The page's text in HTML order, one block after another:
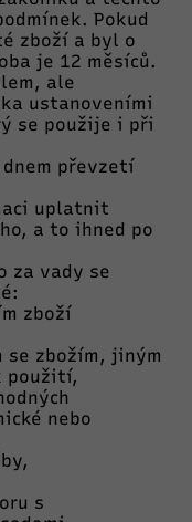
Pokud
zboží a byl o
je 12 měsíců.
ale
ustanoveními
se použije i při
převzetí
uplatnit
a to ihned po
za vady se
zboží
se zbožím, jiným
použití,
nebo
s